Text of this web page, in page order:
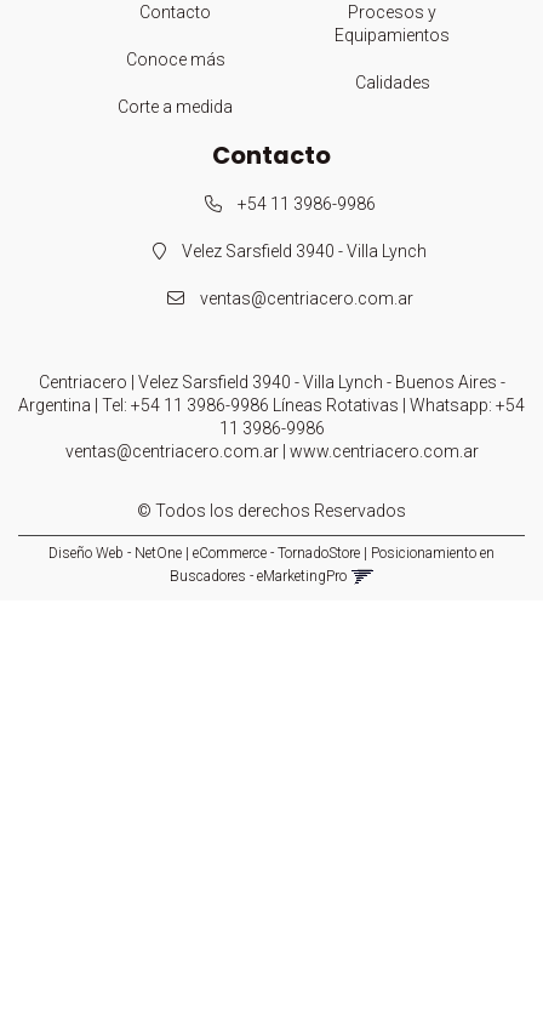
Contacto
Conoce más
Corte a medida
Procesos y
Equipamientos
Calidades
Contacto
+54 11 3986-9986
Velez Sarsfield 3940 - Villa Lynch
ventas@centriacero.com.ar
Centriacero | Velez Sarsfield 3940 - Villa Lynch - Buenos Aires -
Argentina | Tel: +54 11 3986-9986 Líneas Rotativas | Whatsapp: +54
11 3986-9986
ventas@centriacero.com.ar| www.centriacero.com.ar
© Todos los derechos Reservados
Diseño Web - NetOne | eCommerce - TornadoStore | Posicionamiento en
Buscadores - eMarketingPro